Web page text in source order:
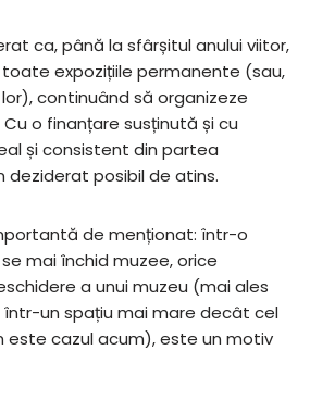
ca, până la sfârșitul anului viitor,
expozițiile permanente (sau,
continuând să organizeze
o finanțare susținută și cu
și consistent din partea
deziderat posibil de atins.
de menționat: într-o
mai închid muzee, orice
a unui muzeu (mai ales
un spațiu mai mare decât cel
este cazul acum), este un motiv